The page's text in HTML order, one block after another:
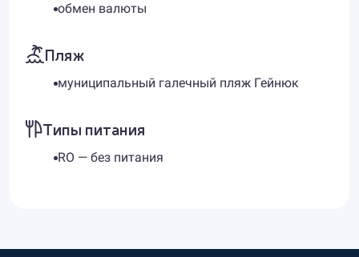
обмен валюты
Пляж
муниципальный галечный пляж Гейнюк
Типы питания
RO — без питания